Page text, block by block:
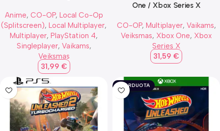
Anime, CO-OP, Local Co-Op
(Splitscreen), Local Multiplayer,
Multiplayer, PlayStation 4,
Singleplayer, Vaikams,
Veiksmas
31,99 €
One / Xbox Series X
CO-OP, Multiplayer, Vaikams,
Veiksmas, Xbox One, Xbox
Series X
31,59 €
IŠPARDUOTA